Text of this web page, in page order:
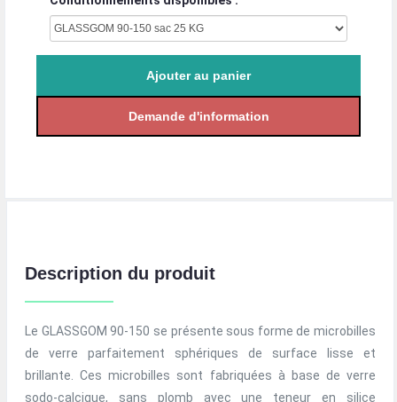
Description du produit
Le GLASSGOM 90-150 se présente sous forme de microbilles
de verre parfaitement sphériques de surface lisse et
brillante. Ces microbilles sont fabriquées à base de verre
sodo-calcique, sans plomb avec une teneur en silice